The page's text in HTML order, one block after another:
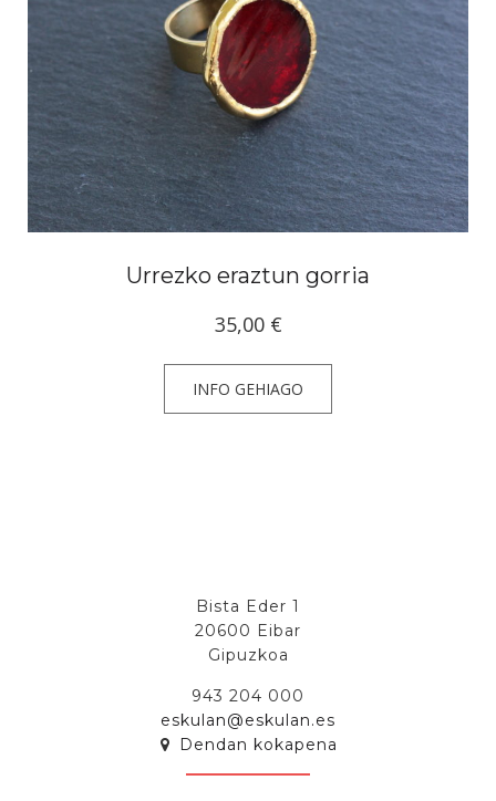
Urrezko eraztun gorria
35,00 €
INFO GEHIAGO
Bista Eder 1
20600 Eibar
Gipuzkoa
943 204 000
eskulan@eskulan.es
Dendan kokapena